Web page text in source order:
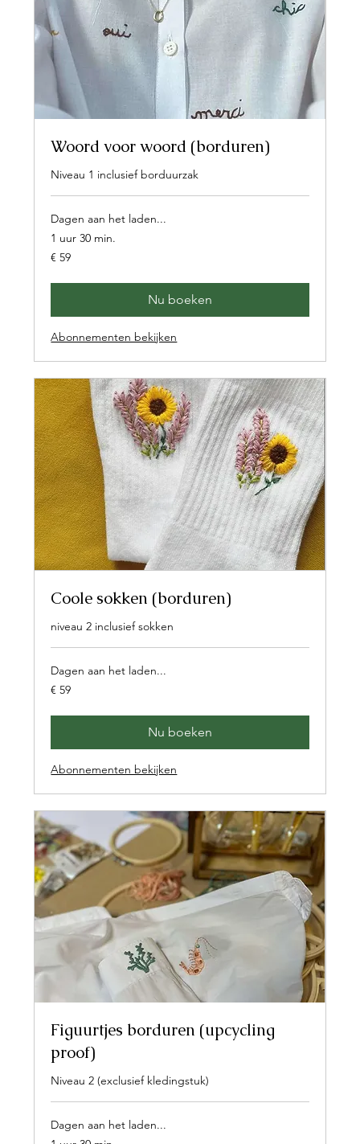
Woord voor woord (borduren)
Niveau 1 inclusief borduurzak
Dagen aan het laden...
1 uur 30 min.
59
euro
€ 59
Nu boeken
Abonnementen bekijken
Coole sokken (borduren)
niveau 2 inclusief sokken
Dagen aan het laden...
59
euro
€ 59
Nu boeken
Abonnementen bekijken
Figuurtjes borduren (upcycling
proof)
Niveau 2 (exclusief kledingstuk)
Dagen aan het laden...